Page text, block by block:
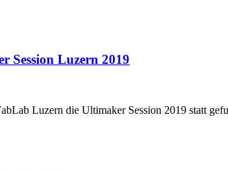
Session Luzern 2019
Luzern die Ultimaker Session 2019 statt